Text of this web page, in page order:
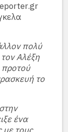
πολύ
Αλέξη
προτού
το
ένα